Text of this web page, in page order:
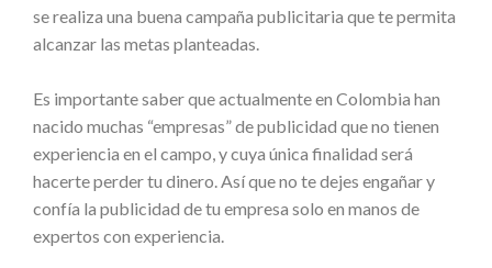
se realiza una buena campaña publicitaria que te permita
alcanzar las metas planteadas.
Es importante saber que actualmente en Colombia han
nacido muchas “empresas” de publicidad que no tienen
experiencia en el campo, y cuya única finalidad será
hacerte perder tu dinero. Así que no te dejes engañar y
confía la publicidad de tu empresa solo en manos de
expertos con experiencia.